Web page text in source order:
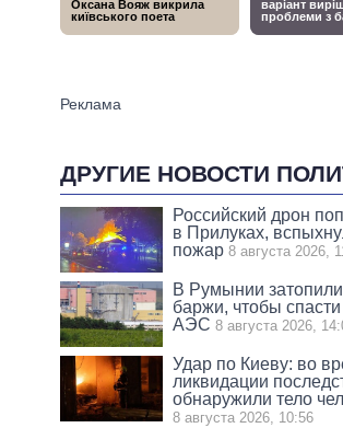
ДРУГИЕ НОВОСТИ
Российский дрон
в Прилуках,
пожар 8 августа 2026,
В Румынии
баржи, чтобы
АЭС 8 августа 2026,
Удар по Киеву: во
ликвидации
обнаружили тело
8 августа 2026, 10:56